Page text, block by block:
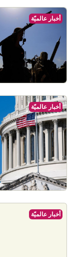
أخبار عالميّة
أخبار عالميّة
أخبار عالميّة